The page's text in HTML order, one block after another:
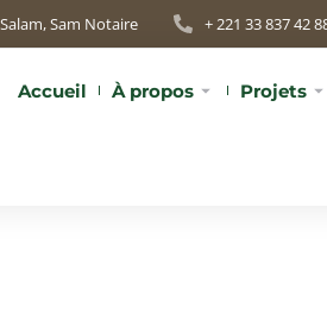
Sam Notaire + 221 33 837 42
Accueil À propos Projets